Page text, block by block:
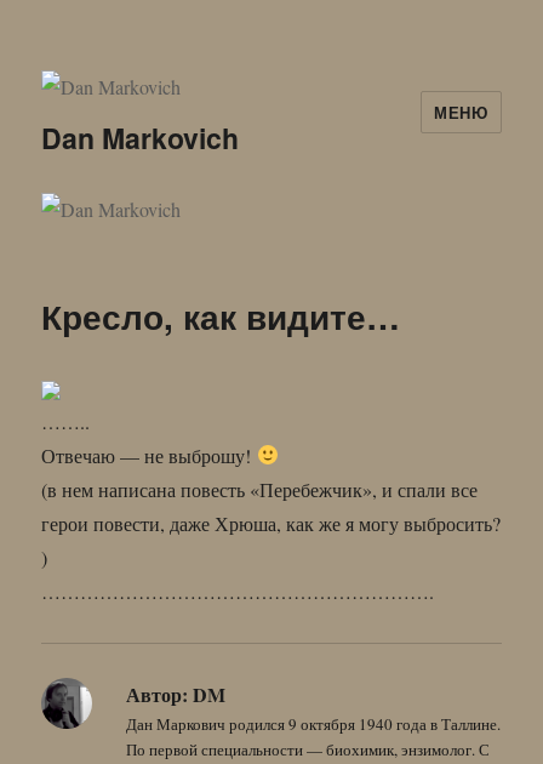
Dan Markovich
МЕНЮ
Кресло, как видите…
……..
Отвечаю — не выброшу!
(в нем написана повесть «Перебежчик», и спали все
герои повести, даже Хрюша, как же я могу выбросить?
)
…………………………………………………….
Автор: DM
Дан Маркович родился 9 октября 1940 года в Таллине.
По первой специальности — биохимик, энзимолог. С